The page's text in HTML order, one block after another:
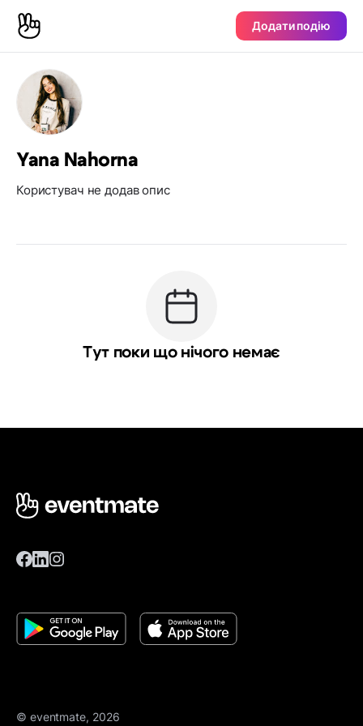
Додати подію
Yana Nahorna
Користувач не додав опис
Тут поки що нічого немає
© eventmate, 2026